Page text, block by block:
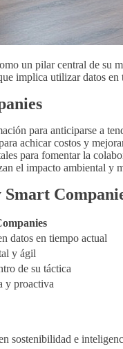
un pilar central de su
implica utilizar datos en
para anticiparse a
achicar costos y
para fomentar la
el impacto ambiental y
datos en tiempo actual
y ágil
de su táctica
y proactiva
sostenibilidad e